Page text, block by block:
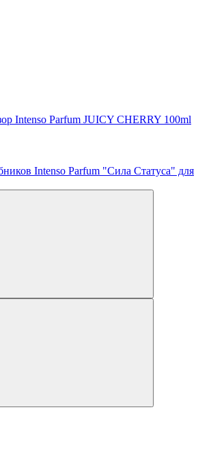
Intenso Parfum JUICY CHERRY 100ml